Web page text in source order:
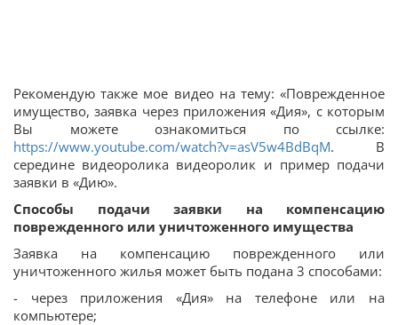
Рекомендую также мое видео на тему: «Поврежденное
имущество, заявка через приложения «Дия», с которым
Вы можете ознакомиться по ссылке:
https://www.youtube.com/watch?v=asV5w4BdBqM. В
середине видеоролика видеоролик и пример подачи
заявки в «Дию».
Способы подачи заявки на компенсацию
поврежденного или уничтоженного имущества
Заявка на компенсацию поврежденного или
уничтоженного жилья может быть подана 3 способами:
- через приложения «Дия» на телефоне или на
компьютере;